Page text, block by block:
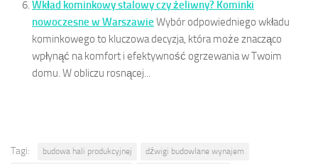
Wkład kominkowy stalowy czy żeliwny? Kominki
nowoczesne w Warszawie Wybór odpowiedniego wkładu
kominkowego to kluczowa decyzja, która może znacząco
wpłynąć na komfort i efektywność ogrzewania w Twoim
domu. W obliczu rosnącej...
Tagi: budowa hali produkcyjnej
dźwigi budowlane wynajem